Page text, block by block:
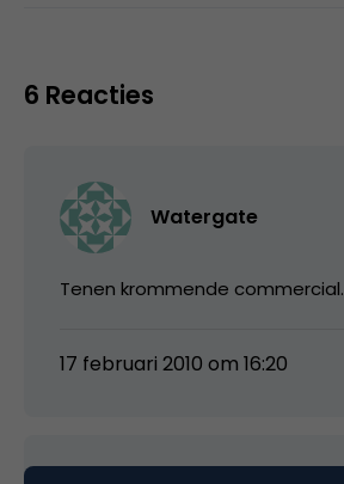
6 Reacties
Watergate
Tenen krommende commercial.
17 februari 2010 om 16:20